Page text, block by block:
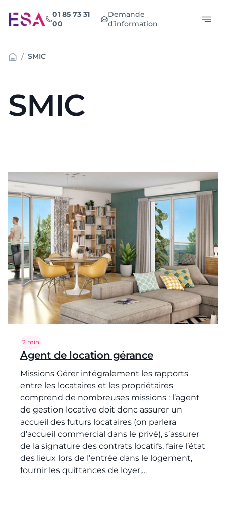
au
contenu
01 85 73 31
00
Demande
d’information
SMIC
SMIC
Temps de lecture :
2 min
Agent de location gérance
Missions Gérer intégralement les rapports
entre les locataires et les propriétaires
comprend de nombreuses missions : l’agent
de gestion locative doit donc assurer un
accueil des futurs locataires (on parlera
d’accueil commercial dans le privé), s’assurer
de la signature des contrats locatifs, faire l’état
des lieux lors de l’entrée dans le logement,
fournir les quittances de loyer,…